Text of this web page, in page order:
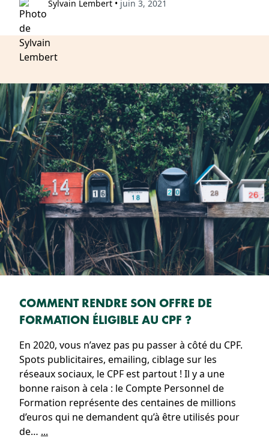
Sylvain Lembert • juin 3, 2021
COMMENT RENDRE SON OFFRE DE
FORMATION ÉLIGIBLE AU CPF ?
En 2020, vous n’avez pas pu passer à côté du CPF.
Spots publicitaires, emailing, ciblage sur les
réseaux sociaux, le CPF est partout ! Il y a une
bonne raison à cela : le Compte Personnel de
Formation représente des centaines de millions
d’euros qui ne demandent qu’à être utilisés pour
de… ...